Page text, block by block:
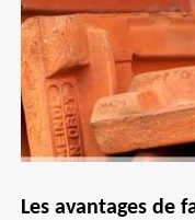
Les avantages de